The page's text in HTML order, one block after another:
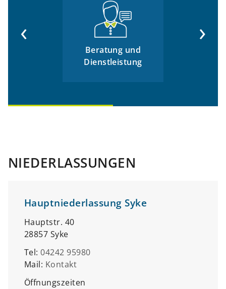
Beratung und
Dienstleistung
‹ ›
NIEDERLASSUNGEN
Hauptniederlassung Syke
Hauptstr. 40
28857 Syke
Tel:04242 95980
Mail: Kontakt
Öffnungszeiten